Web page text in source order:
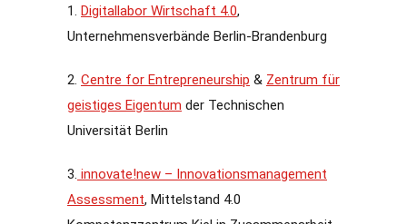
1. Digitallabor Wirtschaft 4.0,
Unternehmensverbände Berlin-Brandenburg
2. Centre for Entrepreneurship & Zentrum für
geistiges Eigentum der Technischen
Universität Berlin
3. innovate!new – Innovationsmanagement
Assessment, Mittelstand 4.0